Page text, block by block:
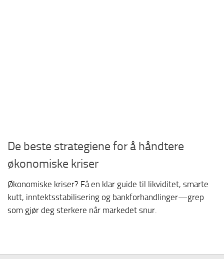
De beste strategiene for å håndtere
økonomiske kriser
Økonomiske kriser? Få en klar guide til likviditet, smarte
kutt, inntektsstabilisering og bankforhandlinger—grep
som gjør deg sterkere når markedet snur.